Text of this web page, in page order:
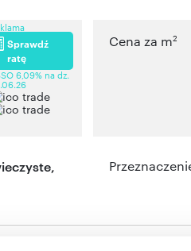
Sprawdź
ratę
6,09% na dz.
Cena za m2